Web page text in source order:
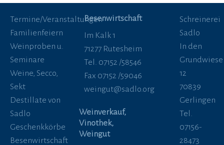
Termine/Veranstaltungen
Familienfeiern
Weinproben u.
Seminare
Weine, Secco,
Sekt
Destillate von
Sadlo
Geschenkkörbe
Besenwirtschaft
Besenwirtschaft
Im Kalk 1
71277 Rutesheim
Tel. 07152 /58546
Fax 07152 /59046
weingut@sadlo.org
Weinverkauf,
Vinothek,
Weingut
Schreinerei
Sadlo
In den
12
70839
Gerlingen
Tel.
07156-
28473